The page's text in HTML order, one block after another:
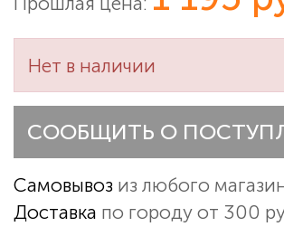
Нет в наличии
СООБЩИТЬ О
Самовывоз из любого
Доставка по городу от 300